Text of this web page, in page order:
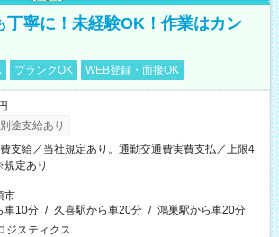
丁寧に！未経験OK！作業はカン
ブランクOK WEB登録・面接OK
途支給あり
支給／当社規定あり。通勤交通費実費支払／上限4
定あり
市
車10分 / 久喜駅から車20分 / 鴻巣駅から車20分
ジスティクス